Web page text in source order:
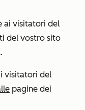
ai visitatori del
del vostro sito
visitatori del
pagine dei